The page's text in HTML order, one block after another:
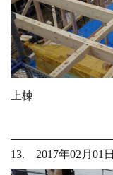
上棟
13. 2017年02月01日